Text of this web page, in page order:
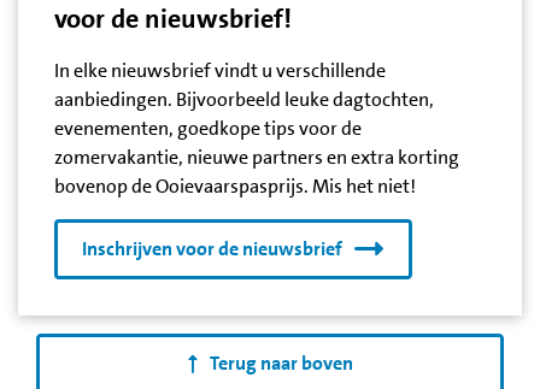
voor de nieuwsbrief!
In elke nieuwsbrief vindt u verschillende
aanbiedingen. Bijvoorbeeld leuke dagtochten,
evenementen, goedkope tips voor de
zomervakantie, nieuwe partners en extra korting
bovenop de Ooievaarspasprijs. Mis het niet!
Inschrijven voor de nieuwsbrief
Terug naar boven